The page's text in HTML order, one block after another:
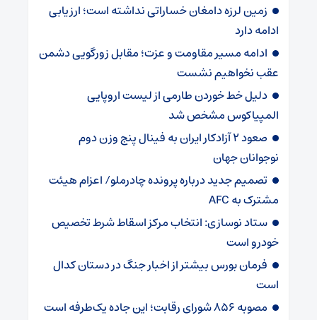
زمین لرزه دامغان خساراتی نداشته است؛ ارزیابی
ادامه دارد
ادامه مسیر مقاومت و عزت؛ مقابل زورگویی دشمن
عقب نخواهیم نشست
دلیل خط خوردن طارمی از لیست اروپایی
المپیاکوس مشخص شد
صعود ۲ آزادکار ایران به فینال پنج وزن دوم
نوجوانان جهان
تصمیم جدید درباره پرونده چادرملو/ اعزام هیئت
مشترک به AFC
ستاد نوسازی: انتخاب مرکز اسقاط شرط تخصیص
خودرو است
فرمان بورس بیشتر از اخبار جنگ در دستان کدال
است
مصوبه ۸۵۶ شورای رقابت؛ این جاده یک‌طرفه است